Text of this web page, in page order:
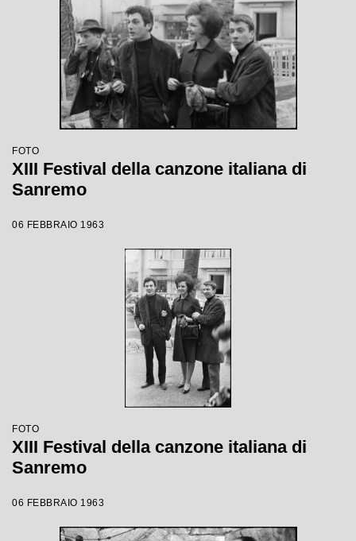
FOTO
XIII Festival della canzone italiana di
Sanremo
06 FEBBRAIO 1963
FOTO
XIII Festival della canzone italiana di
Sanremo
06 FEBBRAIO 1963